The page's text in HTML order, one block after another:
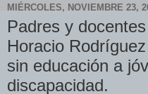
MIÉRCOLES, NOVIEMBRE 23,
Padres y
Horacio
sin educación a
discapacidad.